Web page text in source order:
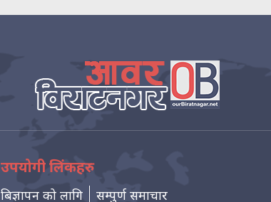
उपयोगी लिंकहरु
बिज्ञापन को लागि सम्पुर्ण समाचार